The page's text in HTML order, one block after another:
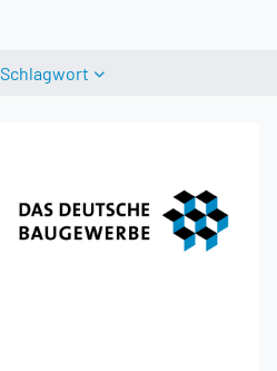
Schlagwort